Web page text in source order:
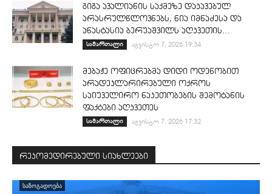
გიგა ავალიანის საქმეზე დაკავებულ
არასრულწლოვნებს, ნია იმნაძესა და
ანასტასია ბერუაშვილს აღკვეთის...
სამართალი აგვისტო 7, 2026 19:34
მებაჟე ოფიცრებმა დიდი ოდენობით
არადეკლარირებული ოქროს
საიუველირო ნაკეთობების შემოტანის
ფაქტები აღკვეთეს
სამართალი აგვისტო 7, 2026 17:32
რეკომედირებული სიახლეები
ᲡᲐᲖᲝᲒᲐᲓᲝᲔᲑᲐ